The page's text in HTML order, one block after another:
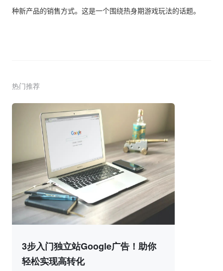
种新产品的销售方式。这是一个围绕热身期游戏玩法的话题。
热门推荐
3步入门独立站Google广告！助你
轻松实现高转化